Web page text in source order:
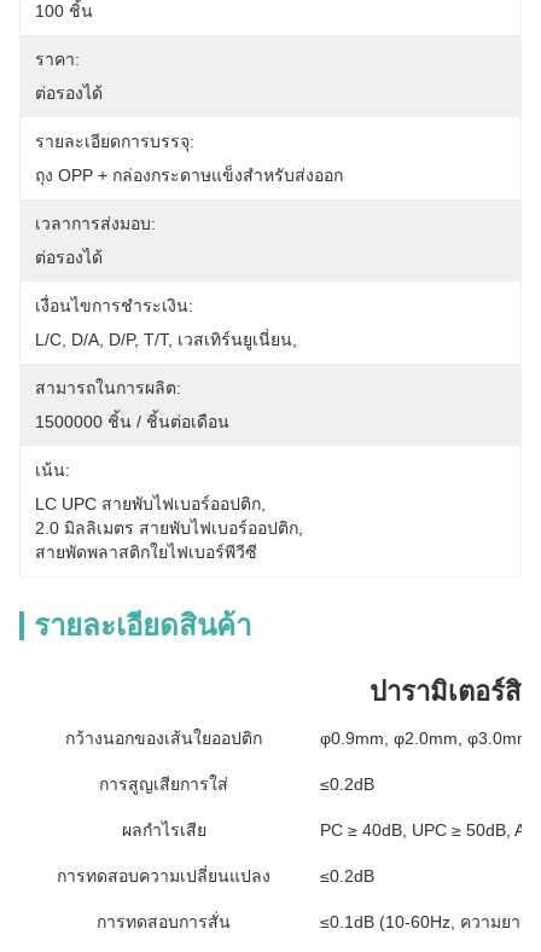
100 ชิ้น
ราคา:
ต่อรองได้
รายละเอียดการบรรจุ:
ถุง OPP + กล่องกระดาษแข็งสำหรับส่งออก
เวลาการส่งมอบ:
ต่อรองได้
เงื่อนไขการชำระเงิน:
L/C, D/A, D/P, T/T, เวสเทิร์นยูเนี่ยน,
สามารถในการผลิต:
1500000 ชิ้น / ชิ้นต่อเดือน
เน้น:
LC UPC สายพับไฟเบอร์ออปติก
2.0 มิลลิเมตร สายพับไฟเบอร์ออปติก
สายพัดพลาสติกใยไฟเบอร์พีวีซี
รายละเอียดสินค้า
ปารามิเตอร์สิ
กว้างนอกของเส้นใยออปติก φ0.9mm, φ2.0mm, φ3.0mm
การสูญเสียการใส่ ≤0.2dB
ผลกําไรเสีย PC ≥ 40dB, UPC ≥ 50dB,
การทดสอบความเปลี่ยนแปลง ≤0.2dB
การทดสอบการสั่น ≤0.1dB (10-60Hz, ความยาว